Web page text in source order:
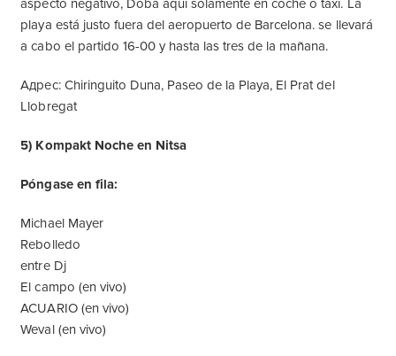
aspecto negativo, Doba aquí solamente en coche o taxi. La
playa está justo fuera del aeropuerto de Barcelona. se llevará
a cabo el partido 16-00 y hasta las tres de la mañana.
Адрес: Chiringuito Duna, Paseo de la Playa, El Prat del
Llobregat
5) Kompakt Noche en Nitsa
Póngase en fila:
Michael Mayer
Rebolledo
entre Dj
El campo (en vivo)
ACUARIO (en vivo)
Weval (en vivo)